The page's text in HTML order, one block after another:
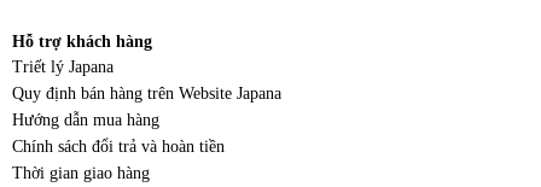
Hỗ trợ khách hàng
Triết lý Japana
Quy định bán hàng trên Website Japana
Hướng dẫn mua hàng
Chính sách đổi trả và hoàn tiền
Thời gian giao hàng